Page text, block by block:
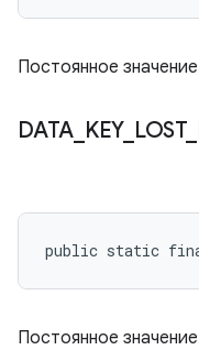
Постоянное
DATA KEY_ LOST_
public static final
Постоянное